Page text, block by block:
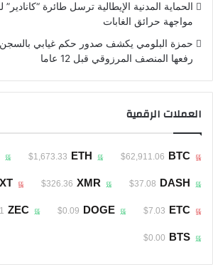
الحماية المدنية الإيطالية ترسل طائرة
مواجهة حرائق الغابات
حمزة البلومي يكشف صدور حكم غيابي
رفعها المنصف المرزوقي قبل 12 عاما
العملات الرقمية
BTC
$62,911.06
ETH
$1,673.33
DASH
$37.08
XMR
$326.36
ETC
$7.03
DOGE
$0.09
ZEC
BTS
$0.00